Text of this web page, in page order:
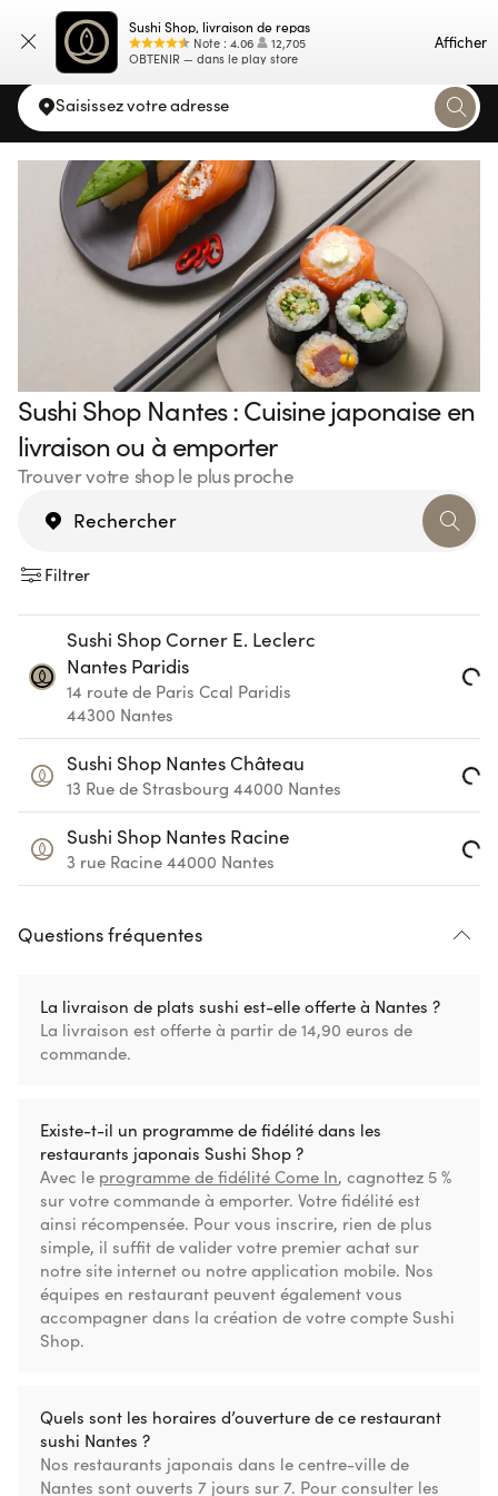
Sushi Shop, livraison de repas
Note : 4.06
12,705
OBTENIR — dans le play store
Afficher
Carte
Saisissez votre adresse
Sushi Shop Nantes : Cuisine japonaise en
livraison ou à emporter
Trouver votre shop le plus proche
Filtrer
Sushi Shop Corner E. Leclerc
Nantes Paridis
14 route de Paris Ccal Paridis
44300 Nantes Loading...
Sushi Shop Nantes Château
13 Rue de Strasbourg 44000 Nantes Loading...
Sushi Shop Nantes Racine
3 rue Racine 44000 Nantes Loading...
Questions fréquentes
La livraison de plats sushi est-elle offerte à Nantes ?
La livraison est offerte à partir de 14,90 euros de
commande.
Existe-t-il un programme de fidélité dans les
restaurants japonais Sushi Shop ?
Avec le programme de fidélité Come In, cagnottez 5 %
sur votre commande à emporter. Votre fidélité est
ainsi récompensée. Pour vous inscrire, rien de plus
simple, il suffit de valider votre premier achat sur
notre site internet ou notre application mobile. Nos
équipes en restaurant peuvent également vous
accompagner dans la création de votre compte Sushi
Shop.
Quels sont les horaires d’ouverture de ce restaurant
sushi Nantes ?
Nos restaurants japonais dans le centre-ville de
Nantes sont ouverts 7 jours sur 7. Pour consulter les